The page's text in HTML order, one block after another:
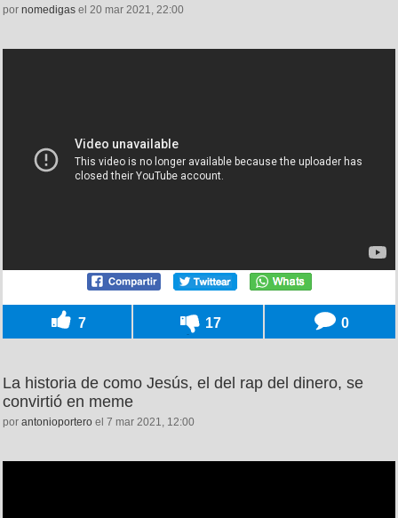
por nomedigas el 20 mar 2021, 22:00
7 17 0
La historia de como Jesús, el del rap del dinero, se
convirtió en meme
por antonioportero el 7 mar 2021, 12:00